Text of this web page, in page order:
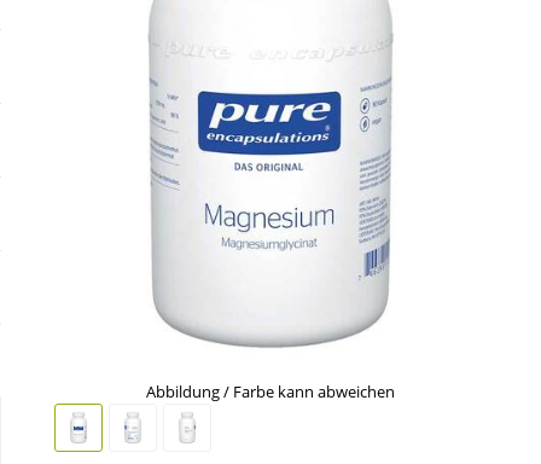
Körperpflege & Kosmetik
Natur & Homöopathie
Abbildung / Farbe kann abweichen